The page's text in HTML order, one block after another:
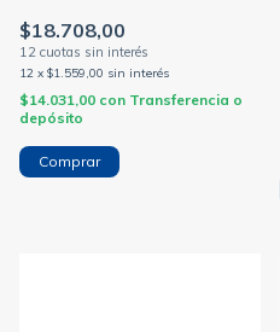
05/bpn
$18.708,00
12 x $1.559,00 sin interés
$14.031,00 con Transferencia o
depósito